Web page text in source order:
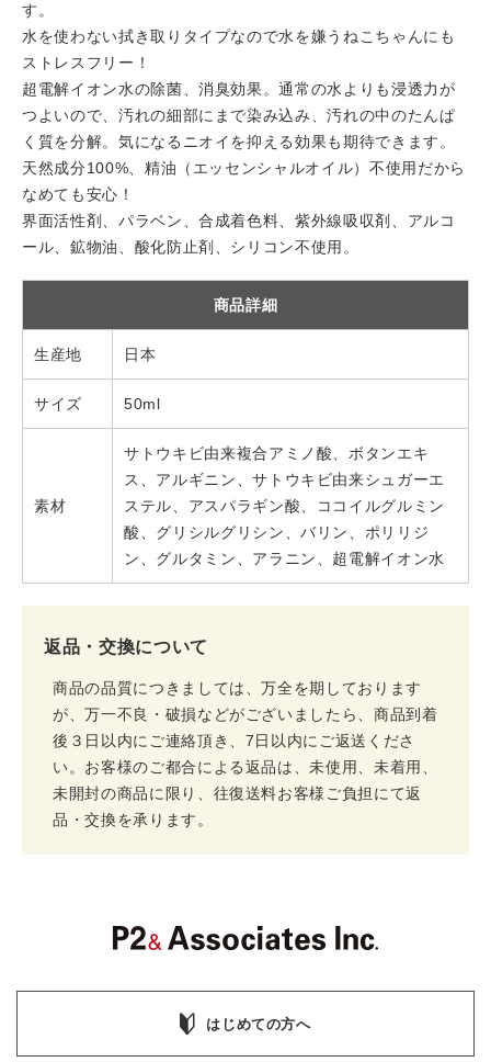
す。
水を使わない拭き取りタイプなので水を嫌うねこちゃんにも
ストレスフリー！
超電解イオン水の除菌、消臭効果。通常の水よりも浸透力が
つよいので、汚れの細部にまで染み込み、汚れの中のたんぱ
く質を分解。気になるニオイを抑える効果も期待できます。
天然成分100%、精油（エッセンシャルオイル）不使用だから
なめても安心！
界面活性剤、パラベン、合成着色料、紫外線吸収剤、アルコ
ール、鉱物油、酸化防止剤、シリコン不使用。
商品詳細
生産地 日本
サイズ 50ml
素材
サトウキビ由来複合アミノ酸、ボタンエキ
ス、アルギニン、サトウキビ由来シュガーエ
ステル、アスパラギン酸、ココイルグルミン
酸、グリシルグリシン、バリン、ポリリジ
ン、グルタミン、アラニン、超電解イオン水
返品・交換について
商品の品質につきましては、万全を期しております
が、万一不良・破損などがございましたら、商品到着
後３日以内にご連絡頂き、7日以内にご返送くださ
い。お客様のご都合による返品は、未使用、未着用、
未開封の商品に限り、往復送料お客様ご負担にて返
品・交換を承ります。
はじめての方へ